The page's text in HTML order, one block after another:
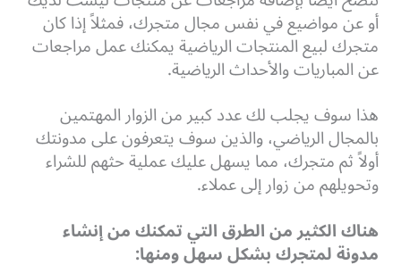
أو عن مواضيع في نفس مجال متجرك، فمثلاً إذا كان
متجرك لبيع المنتجات الرياضية يمكنك عمل مراجعات
عن المباريات والأحداث الرياضية.
هذا سوف يجلب لك عدد كبير من الزوار المهتمين
بالمجال الرياضي، والذين سوف يتعرفون على مدونتك
أولاً ثم متجرك، مما يسهل عليك عملية حثهم للشراء
وتحويلهم من زوار إلى عملاء.
هناك الكثير من الطرق التي تمكنك من إنشاء
مدونة لمتجرك بشكل سهل ومنها: